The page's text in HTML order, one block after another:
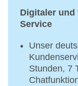
Digitaler und
Service
Unser
Stunden, 7